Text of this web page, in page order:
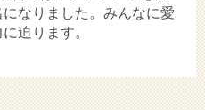
なりました。みんなに愛
迫ります。